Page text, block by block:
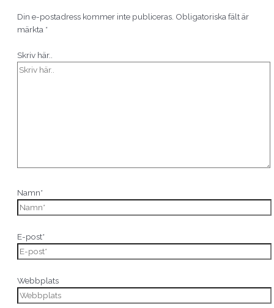
Din e-postadress kommer inte publiceras. Obligatoriska fält är
märkta *
Skriv här..
Namn*
E-post*
Webbplats